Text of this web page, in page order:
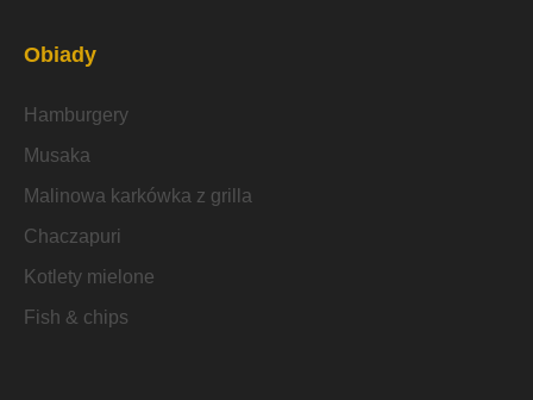
Obiady
Hamburgery
Musaka
Malinowa karkówka z grilla
Chaczapuri
Kotlety mielone
Fish & chips